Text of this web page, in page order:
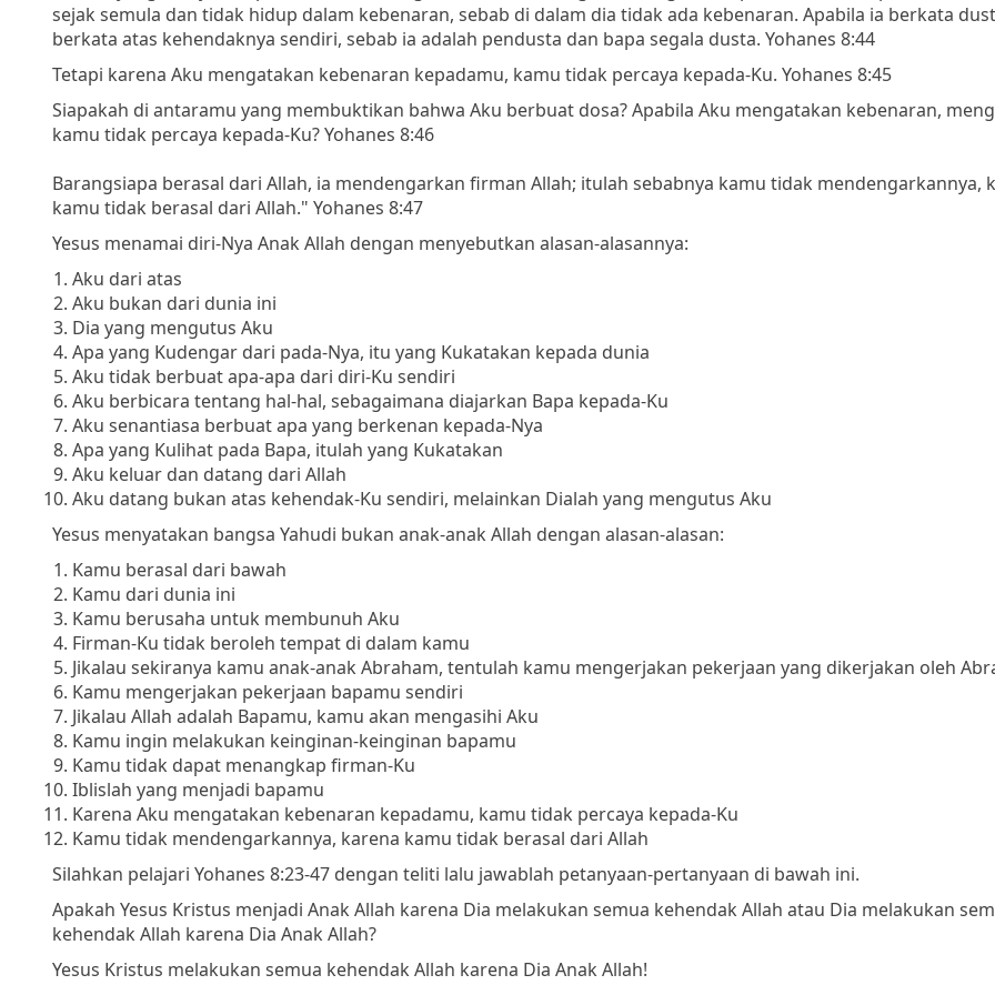
sejak semula dan tidak hidup dalam kebenaran, sebab di dalam dia tidak ada kebenaran. Apabila ia berkata
berkata atas kehendaknya sendiri, sebab ia adalah pendusta dan bapa segala dusta. Yohanes 8:44
Tetapi karena Aku mengatakan kebenaran kepadamu, kamu tidak percaya kepada-Ku. Yohanes 8:45
Siapakah di antaramu yang membuktikan bahwa Aku berbuat dosa? Apabila Aku mengatakan kebenaran,
kamu tidak percaya kepada-Ku? Yohanes 8:46
Barangsiapa berasal dari Allah, ia mendengarkan firman Allah; itulah sebabnya kamu tidak mendengarkannya,
kamu tidak berasal dari Allah." Yohanes 8:47
Yesus menamai diri-Nya Anak Allah dengan menyebutkan alasan-alasannya:
Aku dari atas
Aku bukan dari dunia ini
Dia yang mengutus Aku
Apa yang Kudengar dari pada-Nya, itu yang Kukatakan kepada dunia
Aku tidak berbuat apa-apa dari diri-Ku sendiri
Aku berbicara tentang hal-hal, sebagaimana diajarkan Bapa kepada-Ku
Aku senantiasa berbuat apa yang berkenan kepada-Nya
Apa yang Kulihat pada Bapa, itulah yang Kukatakan
Aku keluar dan datang dari Allah
Aku datang bukan atas kehendak-Ku sendiri, melainkan Dialah yang mengutus Aku
Yesus menyatakan bangsa Yahudi bukan anak-anak Allah dengan alasan-alasan:
Kamu berasal dari bawah
Kamu dari dunia ini
Kamu berusaha untuk membunuh Aku
Firman-Ku tidak beroleh tempat di dalam kamu
Jikalau sekiranya kamu anak-anak Abraham, tentulah kamu mengerjakan pekerjaan yang dikerjakan oleh
Kamu mengerjakan pekerjaan bapamu sendiri
Jikalau Allah adalah Bapamu, kamu akan mengasihi Aku
Kamu ingin melakukan keinginan-keinginan bapamu
Kamu tidak dapat menangkap firman-Ku
Iblislah yang menjadi bapamu
Karena Aku mengatakan kebenaran kepadamu, kamu tidak percaya kepada-Ku
Kamu tidak mendengarkannya, karena kamu tidak berasal dari Allah
Silahkan pelajari Yohanes 8:23-47 dengan teliti lalu jawablah petanyaan-pertanyaan di bawah ini.
Apakah Yesus Kristus menjadi Anak Allah karena Dia melakukan semua kehendak Allah atau Dia melakukan
kehendak Allah karena Dia Anak Allah?
Yesus Kristus melakukan semua kehendak Allah karena Dia Anak Allah!